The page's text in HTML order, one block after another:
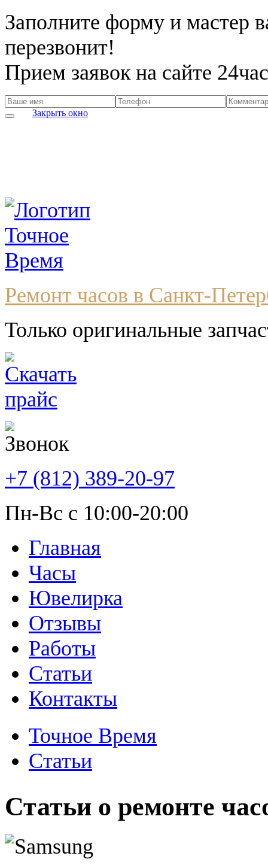
Заполните форму и мастер
перезвонит!
Прием заявок на сайте
Закрыть окно
Ремонт часов в Санкт-
Только оригинальные
+7 (812) 389-20-97
Пн-Вс с 10:00-20:00
Главная
Часы
Ювелирка
Отзывы
Работы
Статьи
Контакты
Точное Время
Статьи
Статьи о ремонте